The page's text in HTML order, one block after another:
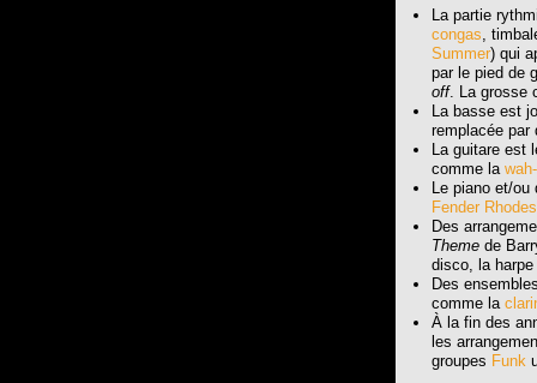
La partie
congas,
Summer) qui
par le pied de
off. La grosse
La basse est
remplacée
La guitare est
comme la
Le piano et/
Fender Rhodes
Des
Theme de
disco, la harpe
Des
comme la
À la fin des
les
groupes Funk